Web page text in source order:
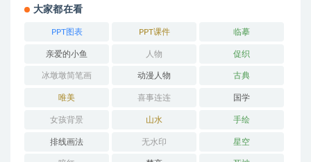
大家都在看
PPT图表 PPT课件 临摹
亲爱的小鱼 人物 促织
冰墩墩简笔画 动漫人物 古典
唯美 喜事连连 国学
女孩背景 山水 手绘
排线画法 无水印 星空